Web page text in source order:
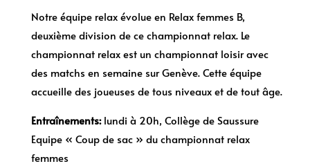
Notre équipe relax évolue en Relax femmes B,
deuxième division de ce championnat relax. Le
championnat relax est un championnat loisir avec
des matchs en semaine sur Genève. Cette équipe
accueille des joueuses de tous niveaux et de tout âge.
Entraînements:lundi à 20h, Collège de Saussure
Equipe « Coup de sac » du championnat relax
femmes